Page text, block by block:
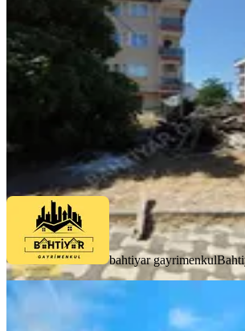
Sancaktepe, Fatih Mahallesi
315 m²· 95/m²·
30.000 ₺
bahtiyar gayrimenkul Bahtiyar Uzun
bahtiyar gayrimenkul
Avcılarda Devren
Otoparkı 21.000 M2